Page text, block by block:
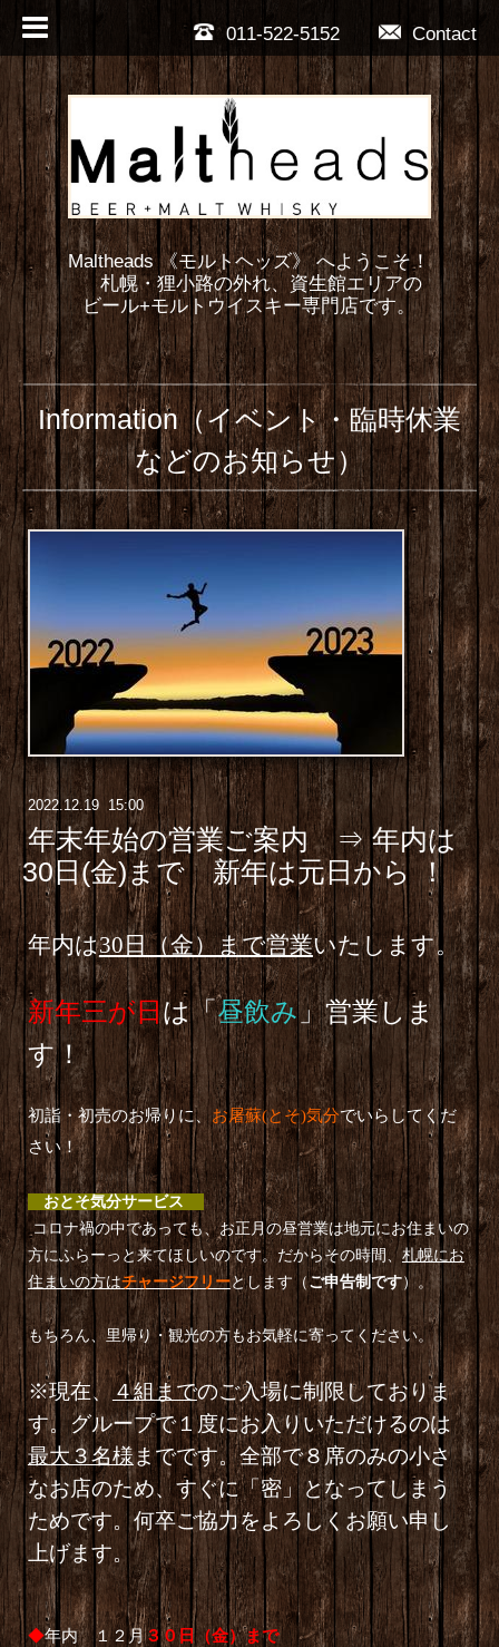
Contact
011-522-5152
Maltheads 《モルトヘッズ》 へようこそ！
札幌・狸小路の外れ、資生館エリアの
ビール+モルトウイスキー専門店です。
Information（イベント・臨時休業
などのお知らせ）
2022.12.19 15:00
年末年始の営業ご案内 ⇒ 年内は
30日(金)まで 新年は元日から ！
年内は30日（金）まで営業いたします。
新年三が日は「昼飲み」営業しま
す！
初詣・初売のお帰りに、 お屠蘇(とそ)気分でいらしてくだ
さい！
おとそ気分サービス
コロナ禍の中であっても、お正月の昼営業は地元にお住まいの
方にふらーっと来てほしいのです。だからその時間、札幌にお
住まいの方はチャージフリーとします（ご申告制です）。
もちろん、里帰り・観光の方もお気軽に寄ってください。
※現在、４組までのご入場に制限しておりま
す。グループで１度にお入りいただけるのは
最大３名様までです。全部で８席のみの小さ
なお店のため、すぐに「密」となってしまう
ためです。何卒ご協力をよろしくお願い申し
上げます。
◆年内 １２月３０日（金）まで